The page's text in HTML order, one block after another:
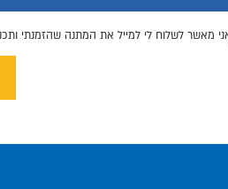
מאשר לשלוח לי למייל את המתנה שהזמנתי